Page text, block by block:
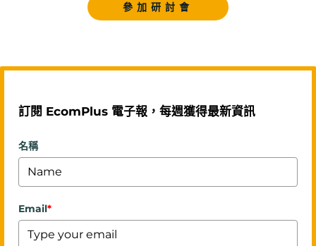
參加研討會
訂閱 EcomPlus 電子報，每週獲得最新資訊
名稱
Email*